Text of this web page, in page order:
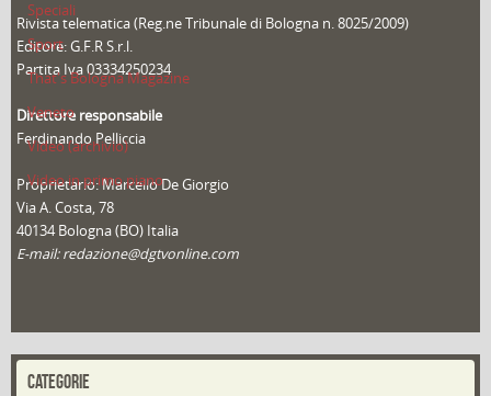
Speciali
Sport
That's Bologna Magazine
Veneto
Video (archivio)
Video in primo piano
Rivista telematica (Reg.ne Tribunale di Bologna n. 8025/2009)
Editore: G.F.R S.r.l.
Partita Iva 03334250234
Direttore responsabile
Ferdinando Pelliccia
Proprietario: Marcello De Giorgio
Via A. Costa, 78
40134 Bologna (BO) Italia
E-mail: redazione@dgtvonline.com
CATEGORIE